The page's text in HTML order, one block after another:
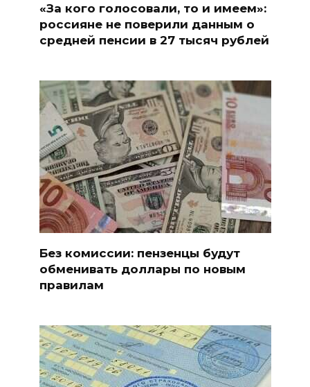
«За кого голосовали, то и имеем»:
россияне не поверили данным о
средней пенсии в 27 тысяч рублей
Без комиссии: пензенцы будут
обменивать доллары по новым
правилам